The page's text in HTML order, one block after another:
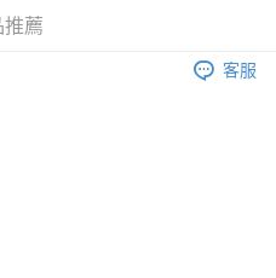
工作天到店，7天內取。逾期後
推薦
客服